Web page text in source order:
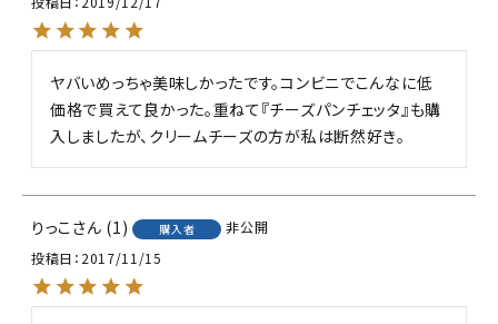
ヤバいめっちゃ美味しかったです。コンビニでこんなに低
価格で買えて良かった。重ねて『チーズパンチェッタ』も購
入しましたが、クリームチーズの方が私は断然好き。
りっこ 1 購入者
非公開
投稿日 2017/11/15